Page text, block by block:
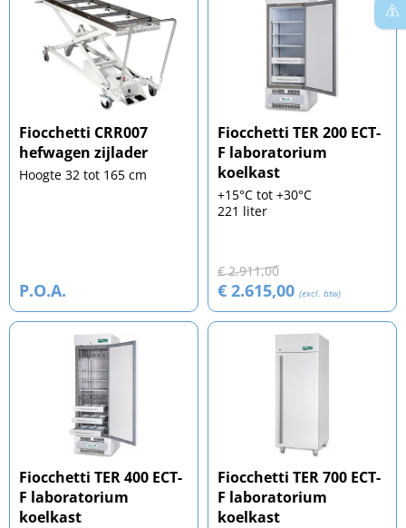
Fiocchetti CRR007
hefwagen zijlader
Hoogte 32 tot 165 cm
P.O.A.
Fiocchetti TER 200 ECT-
F laboratorium
koelkast
+15°C tot +30°C
221 liter
€ 2.911,00
€ 2.615,00 (excl. btw)
Fiocchetti TER 400 ECT-
F laboratorium
koelkast
Fiocchetti TER 700 ECT-
F laboratorium
koelkast